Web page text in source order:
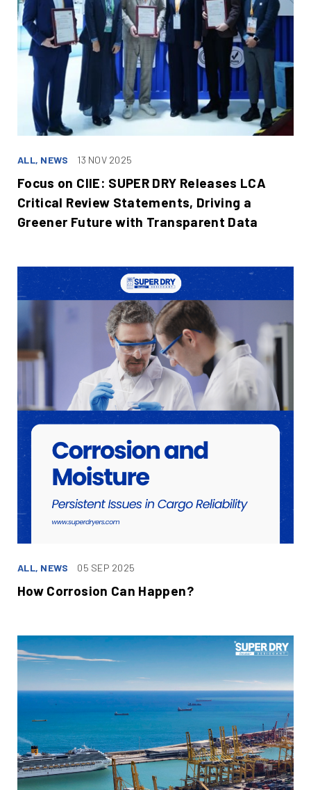
ALL, NEWS 13 NOV 2025
Focus on CIIE: SUPER DRY Releases LCA
Critical Review Statements, Driving a
Greener Future with Transparent Data
ALL, NEWS 05 SEP 2025
How Corrosion Can Happen?